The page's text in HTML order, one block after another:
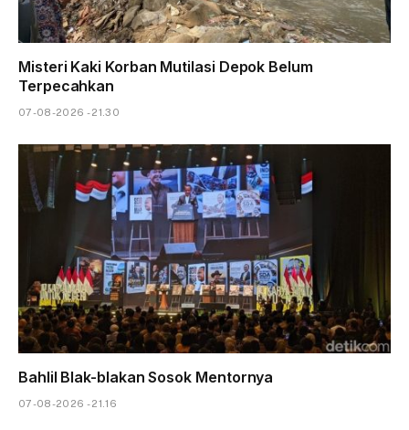
Misteri Kaki Korban Mutilasi Depok Belum
Terpecahkan
07-08-2026 - 21.30
Bahlil Blak-blakan Sosok Mentornya
07-08-2026 - 21.16